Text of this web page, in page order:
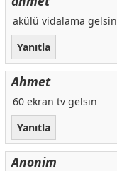
akülü vidalama gelsin
Yanıtla
Ahmet
60 ekran tv gelsin
Yanıtla
Anonim